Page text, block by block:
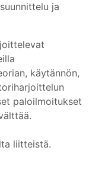
ja
käytännön,
paloilmoitukset
liitteistä.